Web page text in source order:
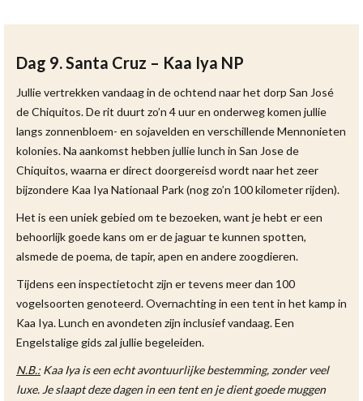
Dag 9. Santa Cruz – Kaa Iya NP
Jullie vertrekken vandaag in de ochtend naar het dorp San José
de Chiquitos. De rit duurt zo’n 4 uur en onderweg komen jullie
langs zonnenbloem- en sojavelden en verschillende Mennonieten
kolonies. Na aankomst hebben jullie lunch in San Jose de
Chiquitos, waarna er direct doorgereisd wordt naar het zeer
bijzondere Kaa Iya Nationaal Park (nog zo’n 100 kilometer rijden).
Het is een uniek gebied om te bezoeken, want je hebt er een
behoorlijk goede kans om er de jaguar te kunnen spotten,
alsmede de poema, de tapir, apen en andere zoogdieren.
Tijdens een inspectietocht zijn er tevens meer dan 100
vogelsoorten genoteerd. Overnachting in een tent in het kamp in
Kaa Iya. Lunch en avondeten zijn inclusief vandaag. Een
Engelstalige gids zal jullie begeleiden.
N.B.: Kaa Iya is een echt avontuurlijke bestemming, zonder veel
luxe. Je slaapt deze dagen in een tent en je dient goede muggen